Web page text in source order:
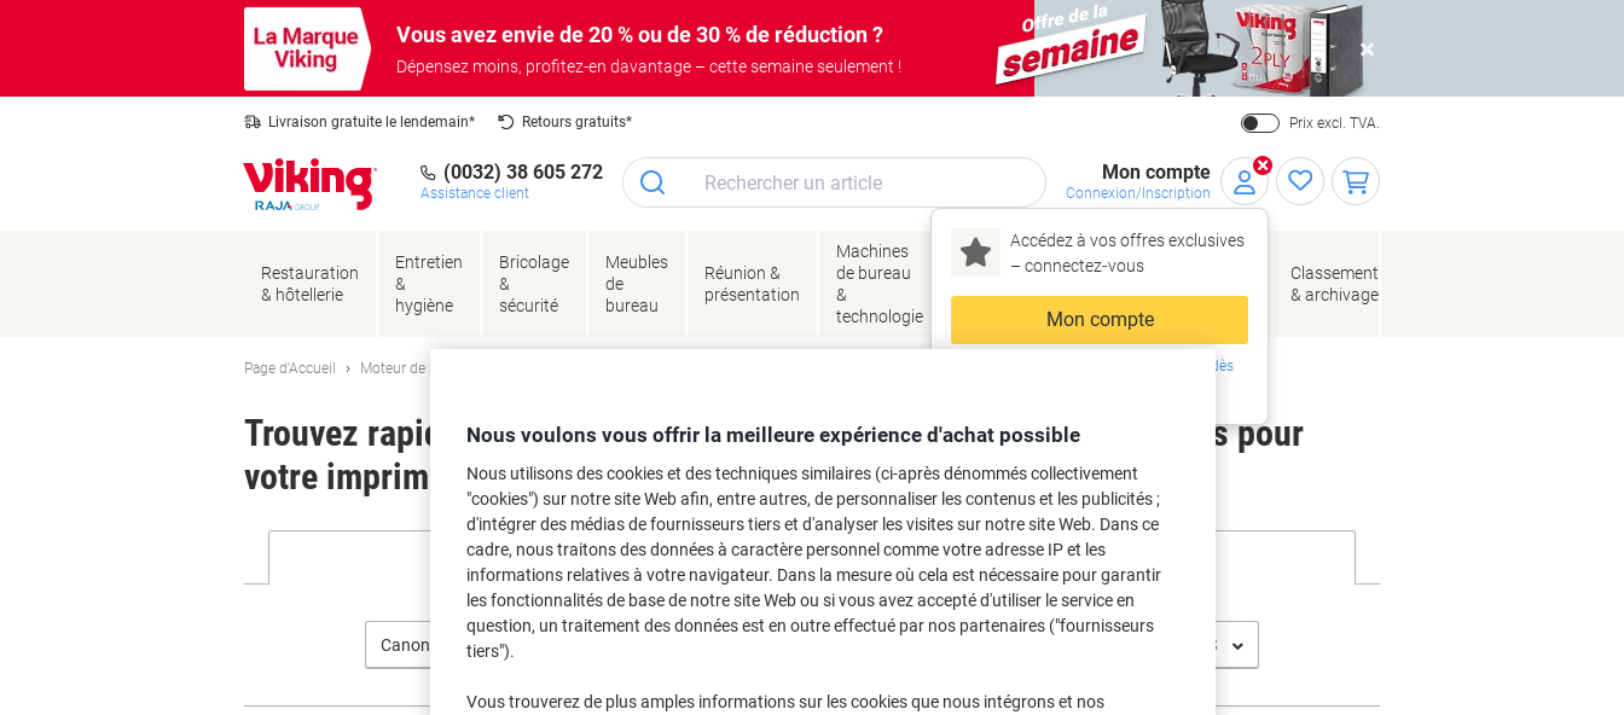
Vous avez envie de 20 % ou de 30 % de réduction ?
Dépensez moins, profitez-en davantage – cette semaine seulement !
Close
Livraison gratuite le lendemain* Retours gratuits* Prix excl. TVA.
(0032) 38 605 272
Assistance client
Mon compte
Connexion/Inscription
Accédez à vos offres exclusives
– connectez‑vous
Mon compte
Inscrivez-vous dès
Restauration
& hôtellerie
Entretien
&
hygiène
Bricolage
&
sécurité
Meubles
de
bureau
Réunion &
présentation
Machines
de bureau
&
technologie
Encres
Papier,
enveloppes
&
emballage
de bureau
Classement
& archivage
Page d'Accueil Moteur de recherche d'encre et toner
Trouvez rapidement les cartouches d'encre, toners ou les étiquettes pour
votre imprimante.
Sélectionner la marque, la gamme et le modèle
Canon
Nous voulons vous offrir la meilleure expérience d'achat possible
Nous utilisons des cookies et des techniques similaires (ci-après dénommés collectivement
"cookies") sur notre site Web afin, entre autres, de personnaliser les contenus et les publicités ;
d'intégrer des médias de fournisseurs tiers et d'analyser les visites sur notre site Web. Dans ce
cadre, nous traitons des données à caractère personnel comme votre adresse IP et les
informations relatives à votre navigateur. Dans la mesure où cela est nécessaire pour garantir
les fonctionnalités de base de notre site Web ou si vous avez accepté d'utiliser le service en
question, un traitement des données est en outre effectué par nos partenaires ("fournisseurs
tiers").
Vous trouverez de plus amples informations sur les cookies que nous intégrons et nos